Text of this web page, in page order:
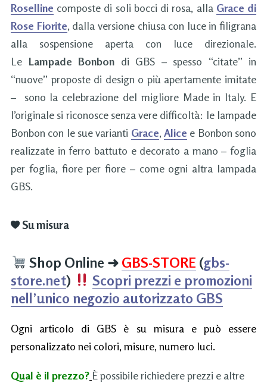
Roselline composte di soli bocci di rosa, alla Grace di
Rose Fiorite, dalla versione chiusa con luce in filigrana
alla sospensione aperta con luce direzionale.
Le Lampade Bonbon di GBS – spesso “citate” in
“nuove” proposte di design o più apertamente imitate
– sono la celebrazione del migliore Made in Italy. E
l’originale si riconosce senza vere difficoltà: le lampade
Bonbon con le sue varianti Grace,Alice e Bonbon sono
realizzate in ferro battuto e decorato a mano – foglia
per foglia, fiore per fiore – come ogni altra lampada
GBS.
Su misura
Shop Online ➜ GBS-STORE (gbs-
store.net)
Scopri prezzi e promozioni
nell’unico negozio autorizzato GBS
Ogni articolo di GBS è su misura e può essere
personalizzato nei colori, misure, numero luci.
Qual è il prezzo? È possibile richiedere prezzi e altre